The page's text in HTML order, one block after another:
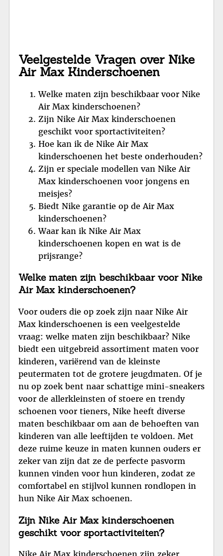
Veelgestelde Vragen over Nike
Air Max Kinderschoenen
Welke maten zijn beschikbaar voor Nike
Air Max kinderschoenen?
Zijn Nike Air Max kinderschoenen
geschikt voor sportactiviteiten?
Hoe kan ik de Nike Air Max
kinderschoenen het beste onderhouden?
Zijn er speciale modellen van Nike Air
Max kinderschoenen voor jongens en
meisjes?
Biedt Nike garantie op de Air Max
kinderschoenen?
Waar kan ik Nike Air Max
kinderschoenen kopen en wat is de
prijsrange?
Welke maten zijn beschikbaar voor Nike
Air Max kinderschoenen?
Voor ouders die op zoek zijn naar Nike Air
Max kinderschoenen is een veelgestelde
vraag: welke maten zijn beschikbaar? Nike
biedt een uitgebreid assortiment maten voor
kinderen, variërend van de kleinste
peutermaten tot de grotere jeugdmaten. Of je
nu op zoek bent naar schattige mini-sneakers
voor de allerkleinsten of stoere en trendy
schoenen voor tieners, Nike heeft diverse
maten beschikbaar om aan de behoeften van
kinderen van alle leeftijden te voldoen. Met
deze ruime keuze in maten kunnen ouders er
zeker van zijn dat ze de perfecte pasvorm
kunnen vinden voor hun kinderen, zodat ze
comfortabel en stijlvol kunnen rondlopen in
hun Nike Air Max schoenen.
Zijn Nike Air Max kinderschoenen
geschikt voor sportactiviteiten?